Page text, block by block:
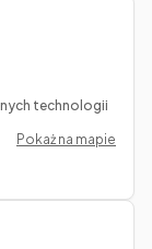
technologii
Pokaż na mapie